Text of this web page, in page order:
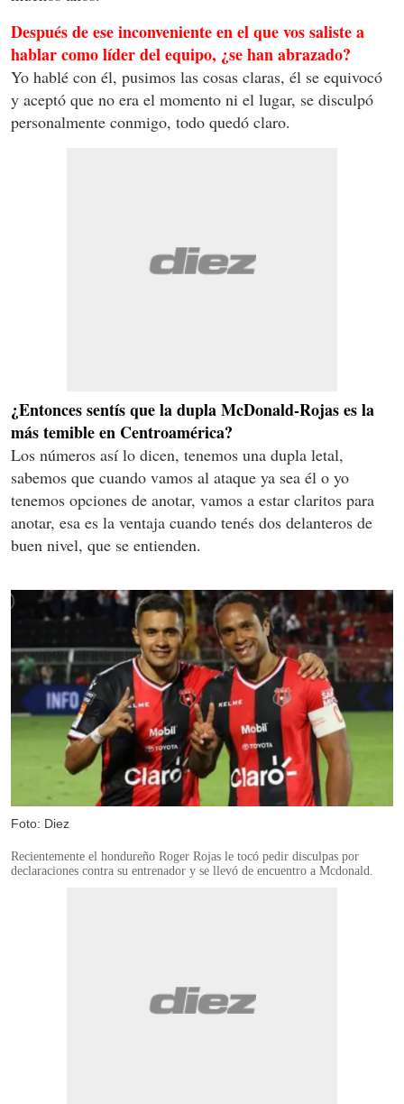
Después de ese inconveniente en el que vos saliste a
hablar como líder del equipo, ¿se han abrazado?
Yo hablé con él, pusimos las cosas claras, él se equivocó
y aceptó que no era el momento ni el lugar, se disculpó
personalmente conmigo, todo quedó claro.
¿Entonces sentís que la dupla McDonald-Rojas es la
más temible en Centroamérica?
Los números así lo dicen, tenemos una dupla letal,
sabemos que cuando vamos al ataque ya sea él o yo
tenemos opciones de anotar, vamos a estar claritos para
anotar, esa es la ventaja cuando tenés dos delanteros de
buen nivel, que se entienden.
Foto: Diez
Recientemente el hondureño Roger Rojas le tocó pedir disculpas por
declaraciones contra su entrenador y se llevó de encuentro a Mcdonald.